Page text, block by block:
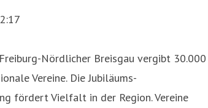
Nördlicher Breisgau vergibt 30.000
Vereine. Die Jubiläums-
fördert Vielfalt in der Region. Vereine